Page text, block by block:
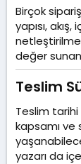
Birçok
yapısı,
değer
Teslim
Teslim tarihi
kapsamı ve
yazarı da